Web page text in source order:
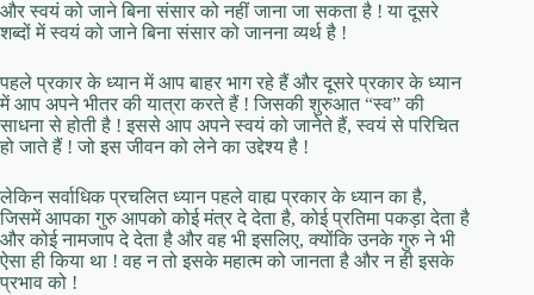
और स्वयं को जाने बिना संसार को नहीं जाना जा सकता है ! या दूसरे
शब्दों में स्वयं को जाने बिना संसार को जानना व्यर्थ है !
पहले प्रकार के ध्यान में आप बाहर भाग रहे हैं और दूसरे प्रकार के ध्यान
में आप अपने भीतर की यात्रा करते हैं ! जिसकी शुरुआत “स्व” की
साधना से होती है ! इससे आप अपने स्वयं को जानेते हैं, स्वयं से परिचित
हो जाते हैं ! जो इस जीवन को लेने का उद्देश्य है !
लेकिन सर्वाधिक प्रचलित ध्यान पहले वाह्य प्रकार के ध्यान का है,
जिसमें आपका गुरु आपको कोई मंत्र दे देता है, कोई प्रतिमा पकड़ा देता है
और कोई नामजाप दे देता है और वह भी इसलिए, क्योंकि उनके गुरु ने भी
ऐसा ही किया था ! वह न तो इसके महात्म को जानता है और न ही इसके
प्रभाव को !